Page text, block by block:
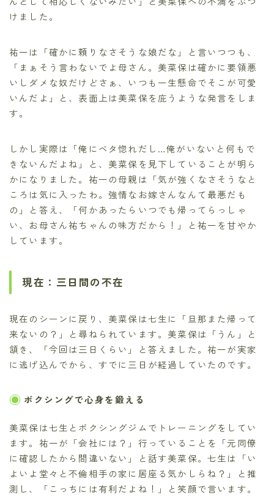
けました。
祐一は「確かに頼りなさそうな娘だな」と言いつつも、
「まぁそう言わないでよ母さん。美菜保は確かに要領悪
いしダメな奴だけどさぁ、いつも一生懸命でそこが可愛
いんだよ」と、表面上は美菜保を庇うような発言をしま
す。
しかし実際は「俺にベタ惚れだし…俺がいないと何もで
きないんだよね」と、美菜保を見下していることが明ら
かになりました。祐一の母親は「気が強くなさそうなと
ころは気に入ったわ。強情なお嫁さんなんて最悪だも
の」と答え、「何かあったらいつでも帰ってらっしゃ
い、お母さん祐ちゃんの味方だから！」と祐一を甘やか
しています。
現在：三日間の不在
現在のシーンに戻り、美菜保は七生に「旦那また帰って
来ないの？」と尋ねられています。美菜保は「うん」と
頷き、「今回は三日くらい」と答えました。祐一が実家
に逃げ込んでから、すでに三日が経過していたのです。
ボクシングで心身を鍛える
美菜保は七生とボクシングジムでトレーニングをしてい
ます。祐一が「会社には？」行っていることを「元同僚
に確認したから間違いない」と話す美菜保。七生は「い
よいよ堂々と不倫相手の家に居座る気かしらね？」と推
測し、「こっちには有利だよね！」と笑顔で言います。